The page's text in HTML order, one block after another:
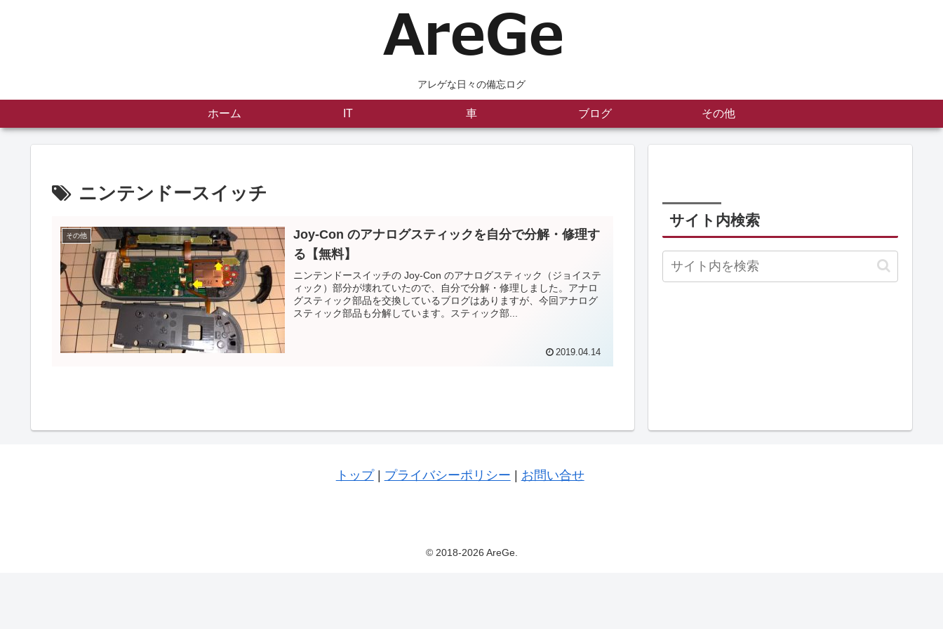
アレゲな日々の備忘ログ
ホーム IT 車 ブログ その他
ニンテンドースイッチ
その他
Joy-Con のアナログスティックを自分で分解・修理す
る【無料】
ニンテンドースイッチの Joy-Con のアナログスティック（ジョイステ
ィック）部分が壊れていたので、自分で分解・修理しました。アナロ
グスティック部品を交換しているブログはありますが、今回アナログ
スティック部品も分解しています。スティック部...
2019.04.14
サイト内検索
トップ| プライバシーポリシー | お問い合せ
© 2018-2026 AreGe.